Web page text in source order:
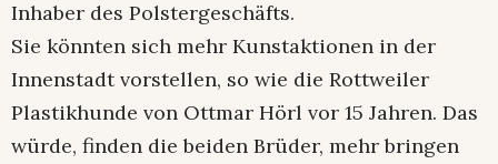
Inhaber des Polstergeschäfts.
Sie könnten sich mehr Kunstaktionen in der
Innenstadt vorstellen, so wie die Rottweiler
Plastikhunde von Ottmar Hörl vor 15 Jahren. Das
würde, finden die beiden Brüder, mehr bringen